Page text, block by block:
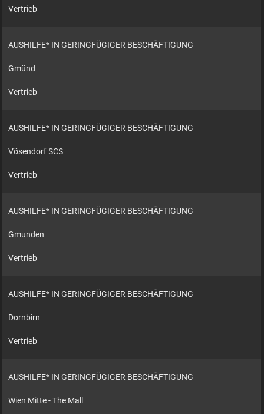
Vertrieb
AUSHILFE* IN GERINGFÜGIGER BESCHÄFTIGUNG
Gmünd
Vertrieb
AUSHILFE* IN GERINGFÜGIGER BESCHÄFTIGUNG
Vösendorf SCS
Vertrieb
AUSHILFE* IN GERINGFÜGIGER BESCHÄFTIGUNG
Gmunden
Vertrieb
AUSHILFE* IN GERINGFÜGIGER BESCHÄFTIGUNG
Dornbirn
Vertrieb
AUSHILFE* IN GERINGFÜGIGER BESCHÄFTIGUNG
Wien Mitte - The Mall